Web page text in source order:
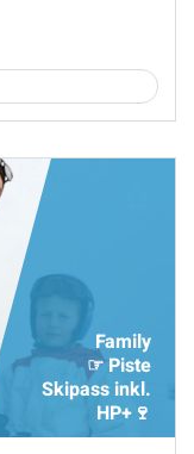
Family
☞ Piste
Skipass inkl.
HP+🍷